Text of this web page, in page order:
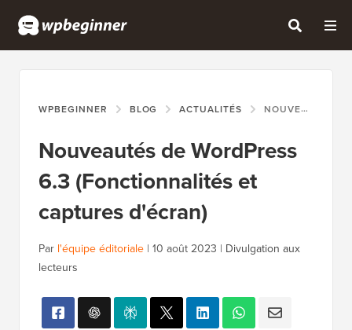
WPBEGINNER BLOG ACTUALITÉS NOUVEAUTÉS DE WORDPRESS 6.3 (FONCTIONNALITÉS ET CAPTURES D'ÉCRAN)
Nouveautés de WordPress
6.3 (Fonctionnalités et
captures d'écran)
Par l'équipe éditoriale | 10 août 2023 | Divulgation aux
lecteurs